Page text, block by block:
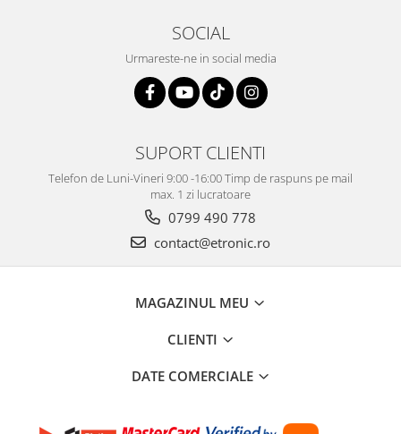
SOCIAL
Urmareste-ne in social media
SUPORT CLIENTI
Telefon de Luni-Vineri 9:00 -16:00 Timp de raspuns pe mail
max. 1 zi lucratoare
0799 490 778
contact@etronic.ro
MAGAZINUL MEU
CLIENTI
DATE COMERCIALE